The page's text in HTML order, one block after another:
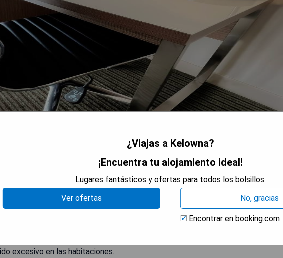
de juegos acuáticos para niños
excesivo en las habitaciones.
¿Viajas a Kelowna?
¡Encuentra tu alojamiento ideal!
Lugares fantásticos y ofertas para todos los bolsillos.
Ver ofertas
No, gracias
Encontrar en booking.com